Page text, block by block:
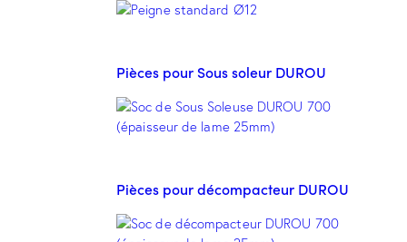
Pièces pour Sous soleur DUROU
Pièces pour décompacteur DUROU